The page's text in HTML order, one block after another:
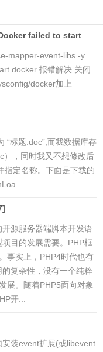
failed to start
mapper-event-libs -y
docker 报错解决 关闭
docker加上
“标题.doc”,而我数据库存
，同时我又不想修改后
指定名称。下面是下载的
源服务器端脚本开发语
目的发展需要。PHP框
事实上，PHP4时代也有
复杂性，没有一个纯粹
展。随着PHP5面向对象
开...
装event扩展(或libevent